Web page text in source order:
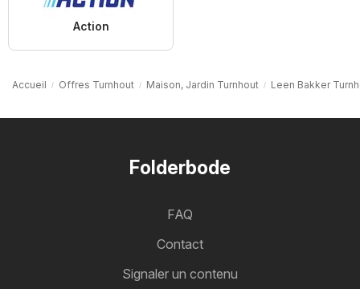
Action
Accueil Offres Turnhout Maison, Jardin Turnhout Leen Bakker
Folderbode
FAQ
Contact
Signaler un contenu